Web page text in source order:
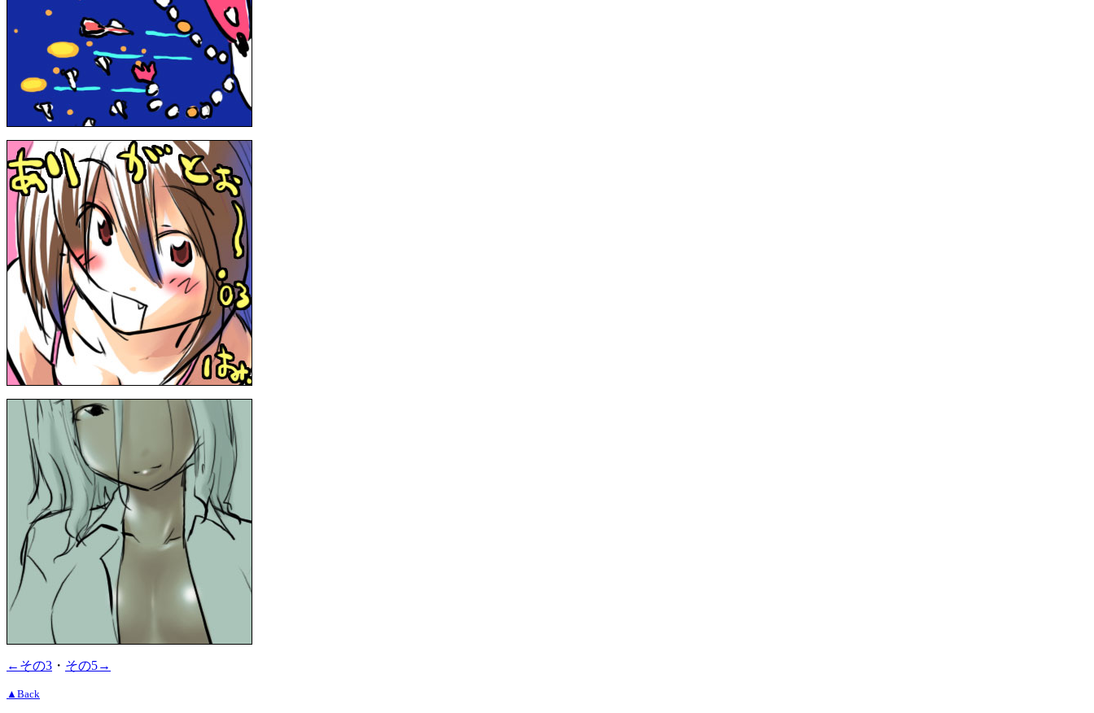
←その3 ・ その5→
▲Back